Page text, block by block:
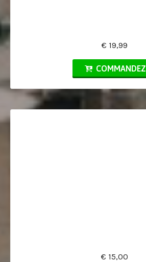
€ 19,99
COMMANDEZ
€ 15,00